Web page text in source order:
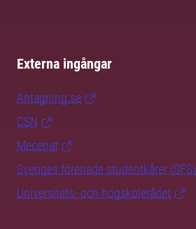
Externa ingångar
Antagning.se
CSN
Mecenat
Sveriges förenade studentkårer (SFS)
Universitets- och högskolerådet